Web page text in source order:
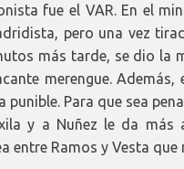
fue el VAR. En el
pero una vez
más tarde, se dio la
merengue. Además,
Para que sea
y a Nuñez le da más
entre Ramos y Vesta